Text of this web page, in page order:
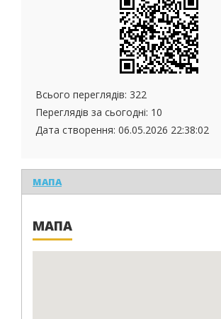
Всього переглядів: 322
Переглядів за сьогодні: 10
Дата створення: 06.05.2026 22:38:02
МАПА
МАПА